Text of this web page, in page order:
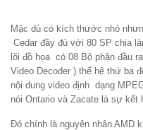
Mặc dù có kích thước nhỏ
Cedar đầy đủ với 80 SP chia
lõi đồ họa có 08 Bộ phận đầu
Video Decoder ) thế hệ thứ ba
nội dung video định dạng
nói Ontario và Zacate là sự kết
Đó chính là nguyên nhân AMD